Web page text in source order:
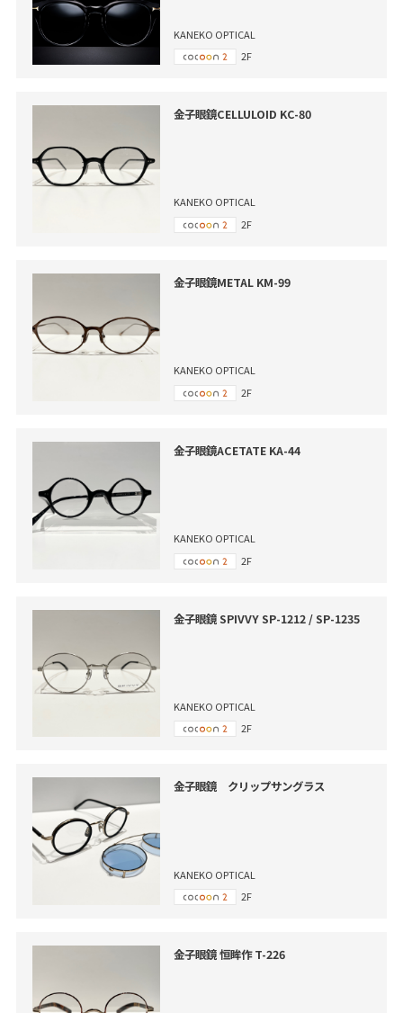
KANEKO OPTICAL
2F
金子眼鏡CELLULOID KC-80
KANEKO OPTICAL
2F
金子眼鏡METAL KM-99
KANEKO OPTICAL
2F
金子眼鏡ACETATE KA-44
KANEKO OPTICAL
2F
金子眼鏡 SPIVVY SP-1212 / SP-1235
KANEKO OPTICAL
2F
金子眼鏡 クリップサングラス
KANEKO OPTICAL
2F
金子眼鏡 恒眸作 T-226